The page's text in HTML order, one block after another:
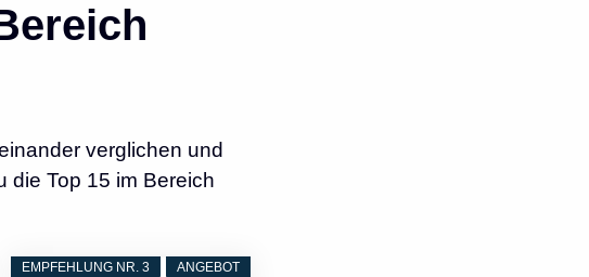
verglichen und
die Top 15 im Bereich
ANGEBOT
EMPFEHLUNG NR. 3